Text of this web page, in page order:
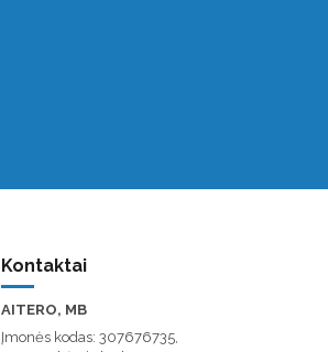
Kontaktai
AITERO, MB
Įmonės kodas: 307676735,